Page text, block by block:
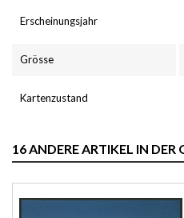
Erscheinungsjahr
Grösse
Kartenzustand
16 ANDERE ARTIKEL IN DER